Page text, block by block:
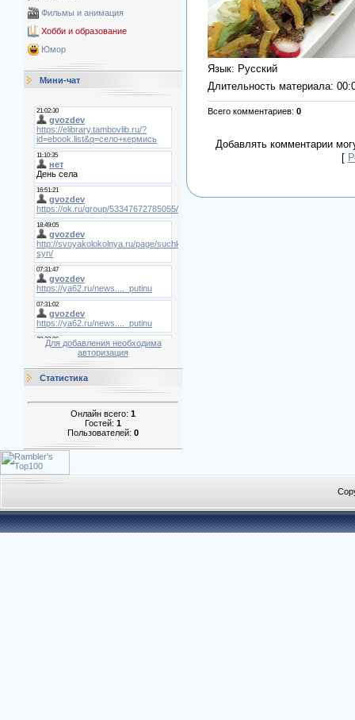
Фильмы и анимация
Хобби и образование
Юмор
Мини-чат
Для добавления необходима
авторизация
Статистика
Онлайн всего: 1
Гостей: 1
Пользователей: 0
Язык: Русский
Длительность материала:
Всего комментариев: 0
Добавлять комментарии
[